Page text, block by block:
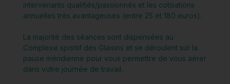
intervenants qualifiés/passionnés et les cotisations
annuelles très avantageuses (entre 25 et 180 euros).
La majorité des séances sont dispensées au
Complexe sportif des Glaisins et se déroulent sur la
pause méridienne pour vous permettre de vous aérer
dans votre journée de travail.